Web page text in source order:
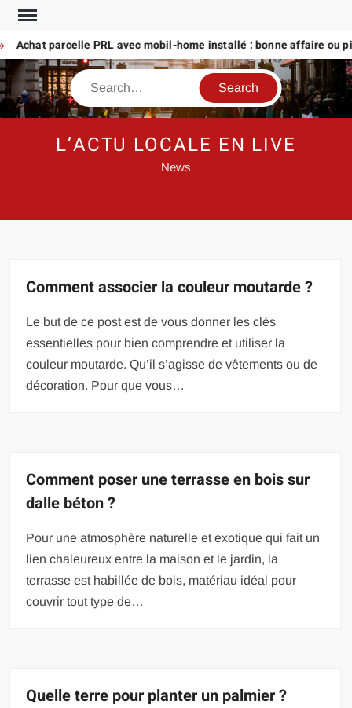
Skip
contentparcelle PRL avec mobil-home installé : bonne affaire ou
Search
L’ACTU LOCALE EN LIVE
News
Comment associer la couleur moutarde ?
Le but de ce post est de vous donner les clés
essentielles pour bien comprendre et utiliser la
couleur moutarde. Qu’il s’agisse de vêtements ou de
décoration. Pour que vous…
Comment poser une terrasse en bois sur
dalle béton ?
Pour une atmosphère naturelle et exotique qui fait un
lien chaleureux entre la maison et le jardin, la
terrasse est habillée de bois, matériau idéal pour
couvrir tout type de…
Quelle terre pour planter un palmier ?